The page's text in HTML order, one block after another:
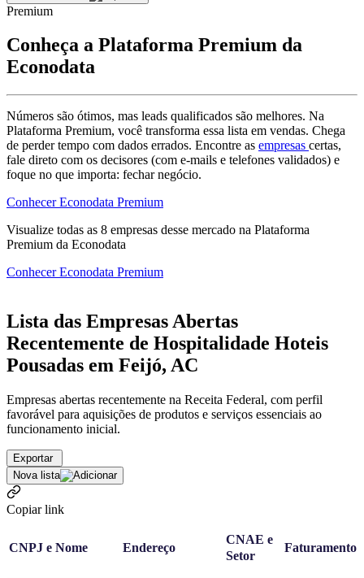
Premium
Conheça a Plataforma Premium da
Econodata
Números são ótimos, mas leads qualificados são melhores. Na
Plataforma Premium, você transforma essa lista em vendas. Chega
de perder tempo com dados errados. Encontre as empresas certas,
fale direto com os decisores (com e-mails e telefones validados) e
foque no que importa: fechar negócio.
Conhecer Econodata Premium
Visualize todas as 8 empresas desse mercado na Plataforma
Premium da Econodata
Conhecer Econodata Premium
Lista das Empresas Abertas
Recentemente de Hospitalidade Hoteis
Pousadas em Feijó, AC
Empresas abertas recentemente na Receita Federal, com perfil
favorável para aquisições de produtos e serviços essenciais ao
funcionamento inicial.
Exportar
Nova lista
Copiar link
CNPJ e Nome Endereço
CNAE e
Setor
Faturamento